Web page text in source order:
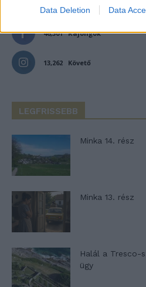
Data Deletion Data
46,301 Rajongók
13,262 Követő
LEGFRISSEBB
Minka 14. rész
Minka 13. rész
Halál a Tresco-
ügy